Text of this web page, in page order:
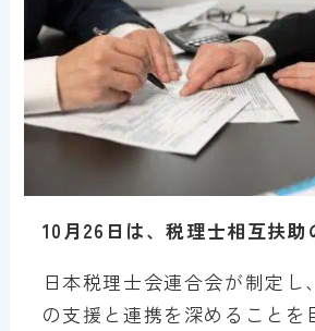
10月26日は、税理士相互扶助
日本税理士会連合会が制定し
の支援と連携を深めることを